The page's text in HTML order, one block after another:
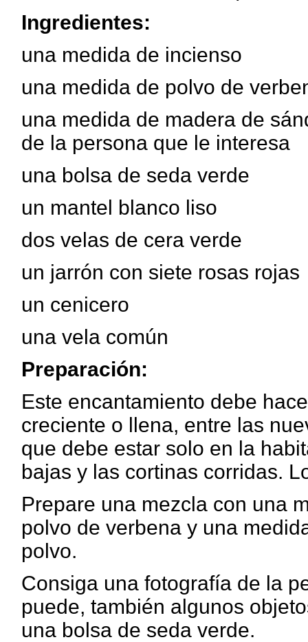
Ingredientes:
una medida de incienso
una medida de polvo de
una medida de madera de
de la persona que le interesa
una bolsa de seda verde
un mantel blanco liso
dos velas de cera verde
un jarrón con siete rosas rojas
un cenicero
una vela común
Preparación:
Este encantamiento debe
creciente o llena, entre las
que debe estar solo en la
bajas y las cortinas corridas.
Prepare una mezcla con una
polvo de verbena y una
polvo.
Consiga una fotografía de la
puede, también algunos
una bolsa de seda verde.